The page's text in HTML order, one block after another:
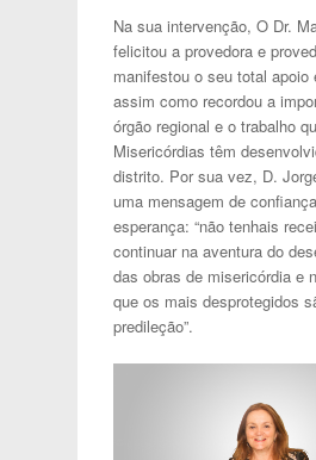
Na sua intervenção, O Dr.
felicitou a provedora e
manifestou o seu total apoio
assim como recordou a
órgão regional e o trabalho
Misericórdias têm
distrito. Por sua vez, D.
uma mensagem de
esperança: “não tenhais
continuar na aventura do
das obras de misericórdia e
que os mais desprotegidos
predileção”.